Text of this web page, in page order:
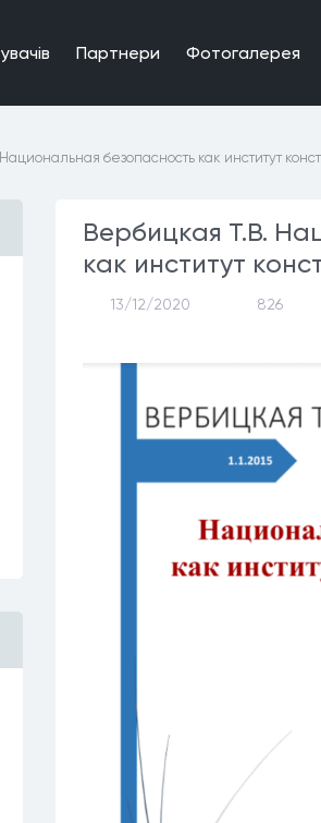
Партнери Фотогалерея
безопасность как институт
Вербицкая Т.В.
как институт
13/12/2020 826